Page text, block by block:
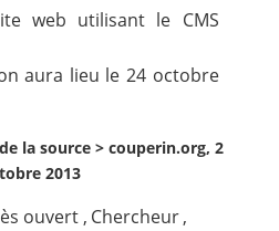
web utilisant le CMS
aura lieu le 24 octobre
la source > couperin.org, 2
2013
ouvert , Chercheur,